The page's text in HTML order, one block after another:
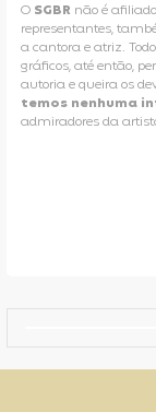
O SGBR não é
representantes,
a cantora e atriz.
gráficos, até então,
autoria e queira os
temos nenhuma
admiradores da